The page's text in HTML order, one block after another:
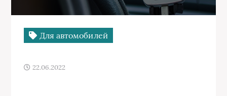
Для автомобилей
22.06.2022